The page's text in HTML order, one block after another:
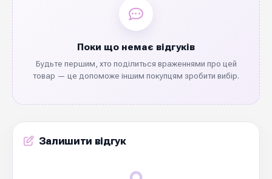
Поки що немає відгуків
Будьте першим, хто поділиться враженнями про цей
товар — це допоможе іншим покупцям зробити вибір.
Залишити відгук